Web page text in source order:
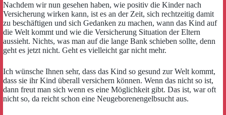
Nachdem wir nun gesehen haben, wie positiv die Kinder nach
Versicherung wirken kann, ist es an der Zeit, sich rechtzeitig damit
zu beschäftigen und sich Gedanken zu machen, wann das Kind auf
die Welt kommt und wie die Versicherung Situation der Eltern
aussieht. Nichts, was man auf die lange Bank schieben sollte, denn
geht es jetzt nicht. Geht es vielleicht gar nicht mehr.
Ich wünsche Ihnen sehr, dass das Kind so gesund zur Welt kommt,
dass sie ihr Kind überall versichern können. Wenn das nicht so ist,
dann freut man sich wenn es eine Möglichkeit gibt. Das ist, war oft
nicht so, da reicht schon eine Neugeborenengelbsucht aus.